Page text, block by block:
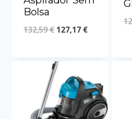
Bolsa
132,59€ 127,17 €